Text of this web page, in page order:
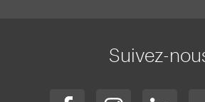
Suivez-